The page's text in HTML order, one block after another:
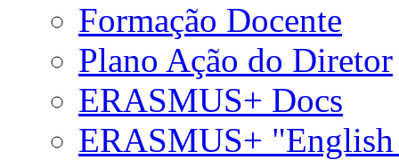
Formação Docente
Plano Ação do Diretor
ERASMUS+ Docs
ERASMUS+